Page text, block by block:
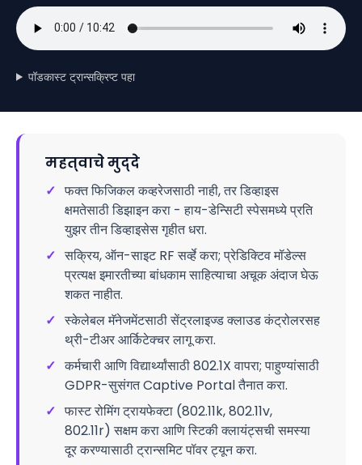
पॉडकास्ट ट्रान्सक्रिप्ट पहा
महत्वाचे मुद्दे
✓ फक्त फिजिकल कव्हरेजसाठी नाही, तर डिव्हाइस
क्षमतेसाठी डिझाइन करा - हाय-डेन्सिटी स्पेसमध्ये प्रति
युझर तीन डिव्हाइसेस गृहीत धरा.
✓ सक्रिय, ऑन-साइट RF सर्व्हे करा; प्रेडिक्टिव मॉडेल्स
प्रत्यक्ष इमारतीच्या बांधकाम साहित्याचा अचूक अंदाज घेऊ
शकत नाहीत.
✓ स्केलेबल मॅनेजमेंटसाठी सेंट्रलाइज्ड क्लाउड कंट्रोलरसह
थ्री-टीअर आर्किटेक्चर लागू करा.
✓ कर्मचारी आणि विद्यार्थ्यांसाठी 802.1X वापरा; पाहुण्यांसाठी
GDPR-सुसंगत Captive Portal तैनात करा.
✓ फास्ट रोमिंग ट्रायफेक्टा (802.11k, 802.11v,
802.11r) सक्षम करा आणि स्टिकी क्लायंट्सची समस्या
दूर करण्यासाठी ट्रान्समिट पॉवर ट्यून करा.